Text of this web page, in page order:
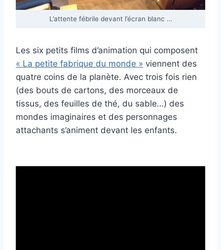
L’attente fébrile devant l’écran blanc …
Les six petits films d’animation qui composent
« La petite fabrique du monde » viennent des
quatre coins de la planète. Avec trois fois rien
(des bouts de cartons, des morceaux de
tissus, des feuilles de thé, du sable…) des
mondes imaginaires et des personnages
attachants s’animent devant les enfants.